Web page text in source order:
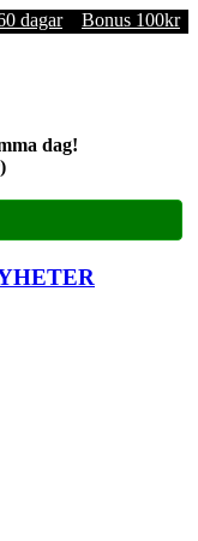
dagar Bonus 100kr
dag!